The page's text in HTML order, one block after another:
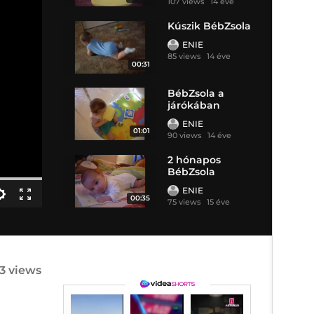
00:31
Kúszik BébZsola
ENIE
85 views 14 éve
01:01
BébZsola a
járókában
ENIE
90 views 14 éve
00:35
2 hónapos
BébZsola
ENIE
75 views 15 éve
views